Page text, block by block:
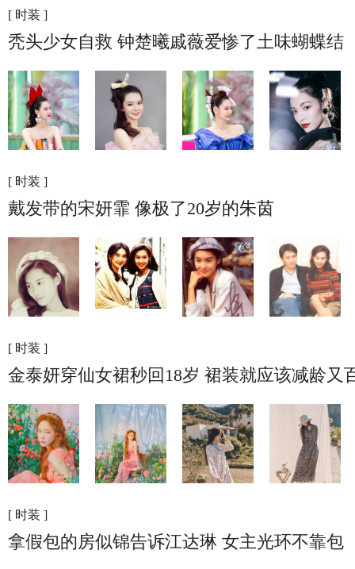
[ 时装 ]
秃头少女自救 钟楚曦戚薇爱惨了土味蝴蝶结
[ 时装 ]
戴发带的宋妍霏 像极了20岁的朱茵
[ 时装 ]
金泰妍穿仙女裙秒回18岁 裙装就应该减龄又
[ 时装 ]
拿假包的房似锦告诉江达琳 女主光环不靠包